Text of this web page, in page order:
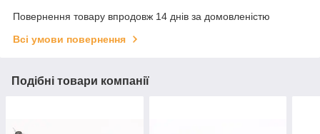
Повернення товару впродовж 14 днів за домовленістю
Всі умови повернення
Подібні товари компанії